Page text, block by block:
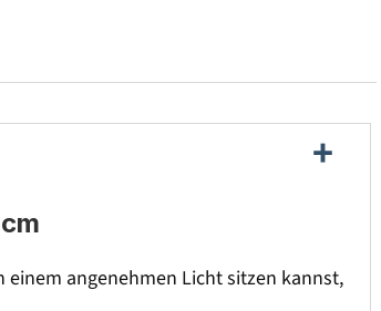
angenehmen Licht sitzen kannst,